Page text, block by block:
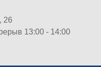
26
13:00 - 14:00